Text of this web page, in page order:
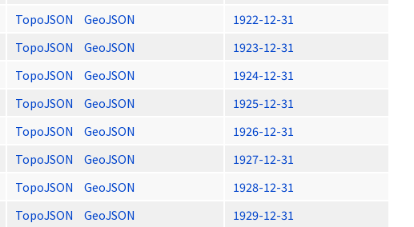
TopoJSON GeoJSON
1922-12-31
TopoJSON GeoJSON
1923-12-31
TopoJSON GeoJSON
1924-12-31
TopoJSON GeoJSON
1925-12-31
TopoJSON GeoJSON
1926-12-31
TopoJSON GeoJSON
1927-12-31
TopoJSON GeoJSON
1928-12-31
TopoJSON GeoJSON
1929-12-31